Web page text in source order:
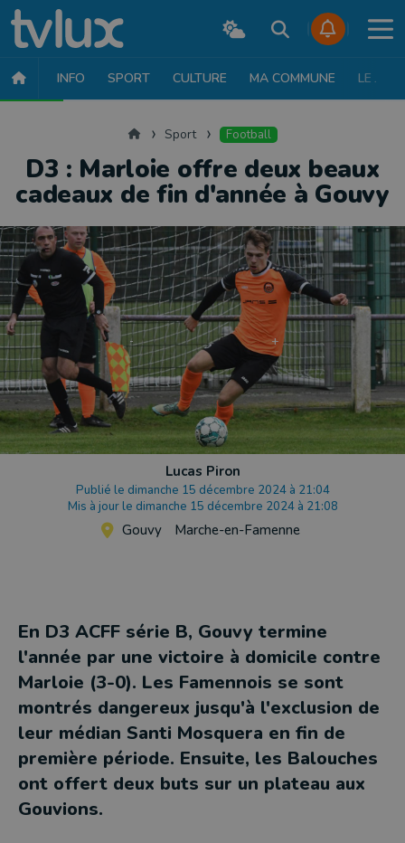
INFO SPORT CULTURE MA COMMUNE LE JT
AccueilSport Football
D3 : Marloie offre deux beaux
cadeaux de fin d'année à Gouvy
Lucas Piron
Publié le dimanche 15 décembre 2024 à 21:04
Mis à jour le dimanche 15 décembre 2024 à 21:08
Gouvy Marche-en-Famenne
En D3 ACFF série B, Gouvy termine
l'année par une victoire à domicile contre
Marloie (3-0). Les Famennois se sont
montrés dangereux jusqu'à l'exclusion de
leur médian Santi Mosquera en fin de
première période. Ensuite, les Balouches
ont offert deux buts sur un plateau aux
Gouvions.